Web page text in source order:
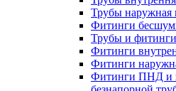
Трубы наружная
Фитинги
Трубы и фитинги
Фитинги
Фитинги
Фитинги ПНД и